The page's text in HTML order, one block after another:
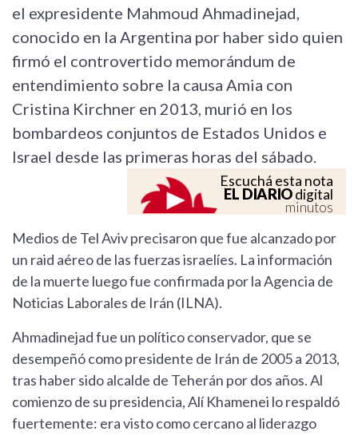
el expresidente Mahmoud Ahmadinejad,
conocido en la Argentina por haber sido quien
firmó el controvertido memorándum de
entendimiento sobre la causa Amia con
Cristina Kirchner en 2013, murió en los
bombardeos conjuntos de Estados Unidos e
Israel desde las primeras horas del sábado.
Escuchá esta nota
EL DIARIOdigital
minutos
Medios de Tel Aviv precisaron que fue alcanzado por
un raid aéreo de las fuerzas israelíes. La información
de la muerte luego fue confirmada por la Agencia de
Noticias Laborales de Irán (ILNA).
Ahmadinejad fue un político conservador, que se
desempeñó como presidente de Irán de 2005 a 2013,
tras haber sido alcalde de Teherán por dos años. Al
comienzo de su presidencia, Alí Khamenei lo respaldó
fuertemente: era visto como cercano al liderazgo